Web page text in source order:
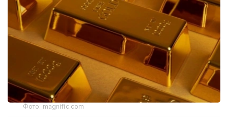
Фото: magnific.com